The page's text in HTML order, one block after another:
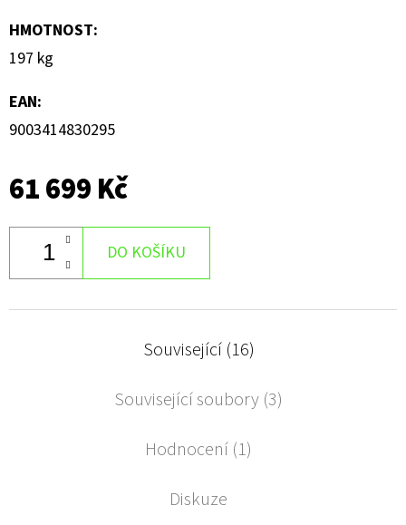
HMOTNOST:
197 kg
EAN:
9003414830295
61 699 Kč
DO KOŠÍKU
Související (16)
Související soubory (3)
Hodnocení (1)
Diskuze